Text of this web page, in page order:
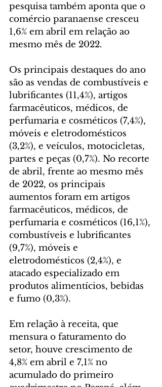
pesquisa também aponta que o
comércio paranaense cresceu
1,6% em abril em relação ao
mesmo mês de 2022.
Os principais destaques do ano
são as vendas de combustíveis e
lubrificantes (11,4%), artigos
farmacêuticos, médicos, de
perfumaria e cosméticos (7,4%),
móveis e eletrodomésticos
(3,2%), e veículos, motocicletas,
partes e peças (0,7%). No recorte
de abril, frente ao mesmo mês
de 2022, os principais
aumentos foram em artigos
farmacêuticos, médicos, de
perfumaria e cosméticos (16,1%),
combustíveis e lubrificantes
(9,7%), móveis e
eletrodomésticos (2,4%), e
atacado especializado em
produtos alimentícios, bebidas
e fumo (0,3%).
Em relação à receita, que
mensura o faturamento do
setor, houve crescimento de
4,8% em abril e 7,1% no
acumulado do primeiro